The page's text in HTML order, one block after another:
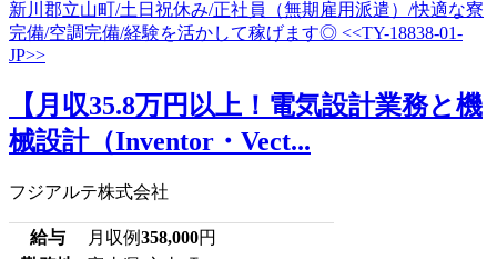
【月収35.8万円以上！電気設計業務と機
械設計（Inventor・Vect...
フジアルテ株式会社
給与 月収例358,000円